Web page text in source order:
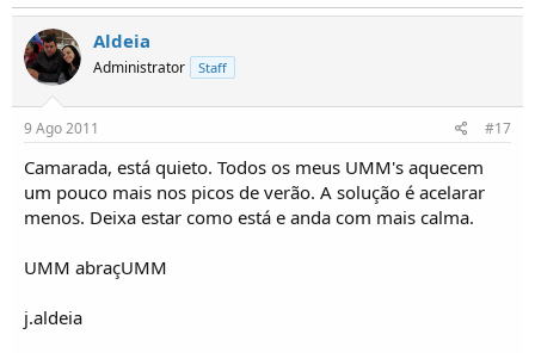
Aldeia
Administrator Staff
9 Ago 2011 #17
Camarada, está quieto. Todos os meus UMM's aquecem
um pouco mais nos picos de verão. A solução é acelarar
menos. Deixa estar como está e anda com mais calma.
UMM abraçUMM
j.aldeia